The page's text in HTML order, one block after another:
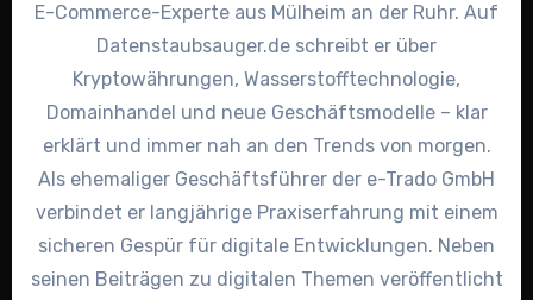
E-Commerce-Experte aus Mülheim an der Ruhr. Auf
Datenstaubsauger.de schreibt er über
Kryptowährungen, Wasserstofftechnologie,
Domainhandel und neue Geschäftsmodelle – klar
erklärt und immer nah an den Trends von morgen.
Als ehemaliger Geschäftsführer der e-Trado GmbH
verbindet er langjährige Praxiserfahrung mit einem
sicheren Gespür für digitale Entwicklungen. Neben
seinen Beiträgen zu digitalen Themen veröffentlicht